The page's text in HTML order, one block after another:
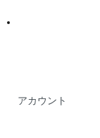
アカウント